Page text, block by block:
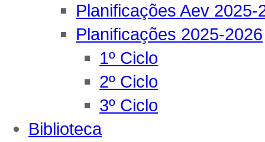
Planificações Aev 2025-
Planificações 2025-2026
1º Ciclo
2º Ciclo
3º Ciclo
Biblioteca